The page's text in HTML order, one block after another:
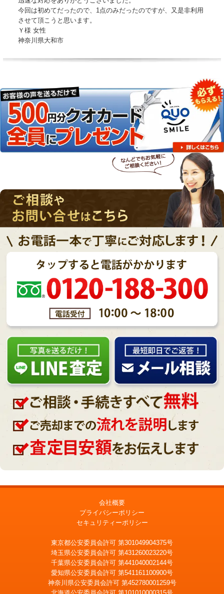
今回は初めてだったので、1点のみだったのですが、又是非利用
させて頂こうと思います。
Ｙ様 女性
神奈川県大和市
会社概要
プライバシーポリシー
セキュリティーポリシー
東京都公安委員会許可 第301049904375号
埼玉県公安委員会許可 第431260023220号
千葉県公安委員会許可 第441040002144号
愛知県公安委員会許可 第541161100900号
神奈川県公安委員会許可 第452780001259号